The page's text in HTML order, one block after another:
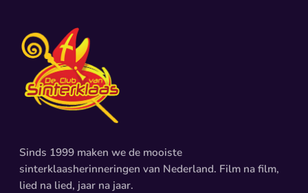
Sinds 1999 maken we de mooiste
sinterklaasherinneringen van Nederland. Film na film,
lied na lied, jaar na jaar.